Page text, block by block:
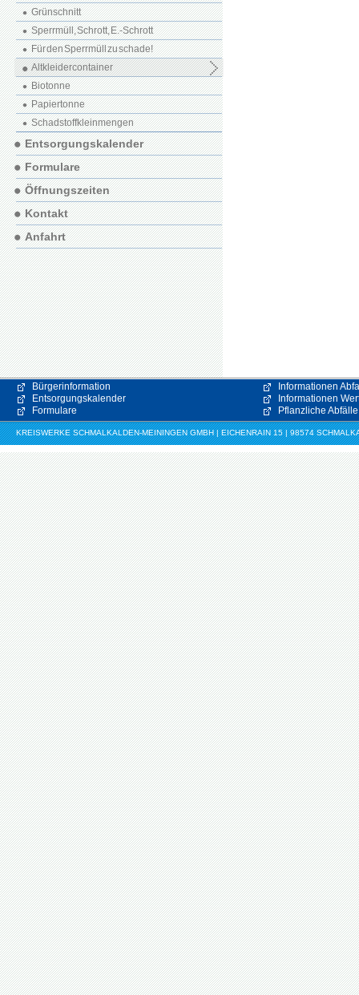
Grünschnitt
Sperrmüll, Schrott, E.-Schrott
Für den Sperrmüll zu schade!
Altkleidercontainer
Biotonne
Papiertonne
Schadstoffkleinmengen
Entsorgungskalender
Formulare
Öffnungszeiten
Kontakt
Anfahrt
Bürgerinformation
Entsorgungskalender
Formulare
Informationen
Informationen
Pflanzliche Abfälle
KREISWERKE SCHMALKALDEN-MEININGEN GMBH | EICHENRAIN 15 | 98574